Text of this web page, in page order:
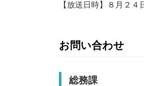
【放送日時】８月２
お問い合わせ
総務課